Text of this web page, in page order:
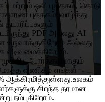
மற்றும் ஒலி புத்தகம், தொடு
புத்தகம், வாழ்த்து
PDF அல்லது AI
உருவாக்குகிறோம் அல்லது
வடிவமைக்கிறோம்.
போர்க்களமாகும்
மொத்த வணிகம் எங்கள்
ஆக்கிரமித்துள்ளது.உலகம்
சிறந்த தரமான
நம்புகிறோம்.